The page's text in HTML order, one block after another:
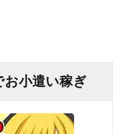
小遣い稼ぎ